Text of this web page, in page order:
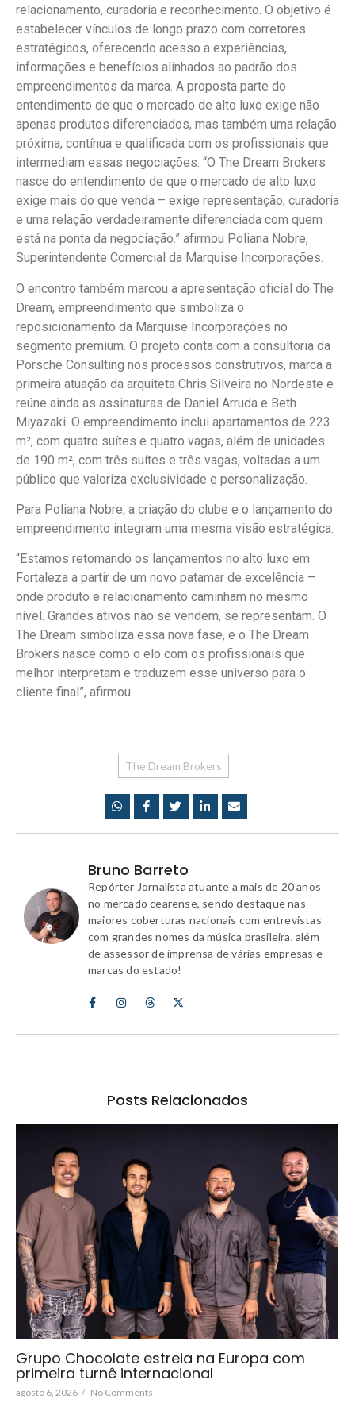
relacionamento, curadoria e reconhecimento. O objetivo é
estabelecer vínculos de longo prazo com corretores
estratégicos, oferecendo acesso a experiências,
informações e benefícios alinhados ao padrão dos
empreendimentos da marca. A proposta parte do
entendimento de que o mercado de alto luxo exige não
apenas produtos diferenciados, mas também uma relação
próxima, contínua e qualificada com os profissionais que
intermediam essas negociações. “O The Dream Brokers
nasce do entendimento de que o mercado de alto luxo
exige mais do que venda – exige representação, curadoria
e uma relação verdadeiramente diferenciada com quem
está na ponta da negociação.” afirmou Poliana Nobre,
Superintendente Comercial da Marquise Incorporações.
O encontro também marcou a apresentação oficial do The
Dream, empreendimento que simboliza o
reposicionamento da Marquise Incorporações no
segmento premium. O projeto conta com a consultoria da
Porsche Consulting nos processos construtivos, marca a
primeira atuação da arquiteta Chris Silveira no Nordeste e
reúne ainda as assinaturas de Daniel Arruda e Beth
Miyazaki. O empreendimento inclui apartamentos de 223
m², com quatro suítes e quatro vagas, além de unidades
de 190 m², com três suítes e três vagas, voltadas a um
público que valoriza exclusividade e personalização.
Para Poliana Nobre, a criação do clube e o lançamento do
empreendimento integram uma mesma visão estratégica.
“Estamos retomando os lançamentos no alto luxo em
Fortaleza a partir de um novo patamar de excelência –
onde produto e relacionamento caminham no mesmo
nível. Grandes ativos não se vendem, se representam. O
The Dream simboliza essa nova fase, e o The Dream
Brokers nasce como o elo com os profissionais que
melhor interpretam e traduzem esse universo para o
cliente final”, afirmou.
The Dream Brokers
Bruno Barreto
Repórter Jornalista atuante a mais de 20 anos
no mercado cearense, sendo destaque nas
maiores coberturas nacionais com entrevistas
com grandes nomes da música brasileira, além
de assessor de imprensa de várias empresas e
marcas do estado!
Posts Relacionados
Grupo Chocolate estreia na Europa com
primeira turnê internacional
agosto 6, 2026 / No Comments